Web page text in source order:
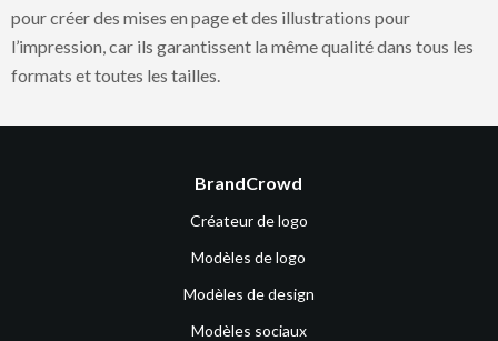
pour créer des mises en page et des illustrations pour
l’impression, car ils garantissent la même qualité dans tous les
formats et toutes les tailles.
BrandCrowd
Créateur de logo
Modèles de logo
Modèles de design
Modèles sociaux